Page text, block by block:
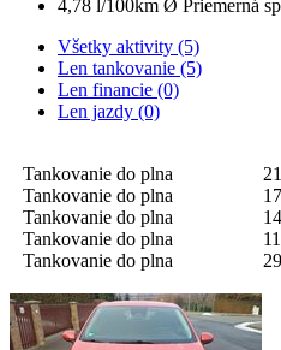
4,78 l/100km Ø Priemerná
Všetky aktivity (5)
Len tankovanie (5)
Len financie (0)
Len jazdy (0)
Tankovanie do plna
Tankovanie do plna
Tankovanie do plna
Tankovanie do plna
Tankovanie do plna